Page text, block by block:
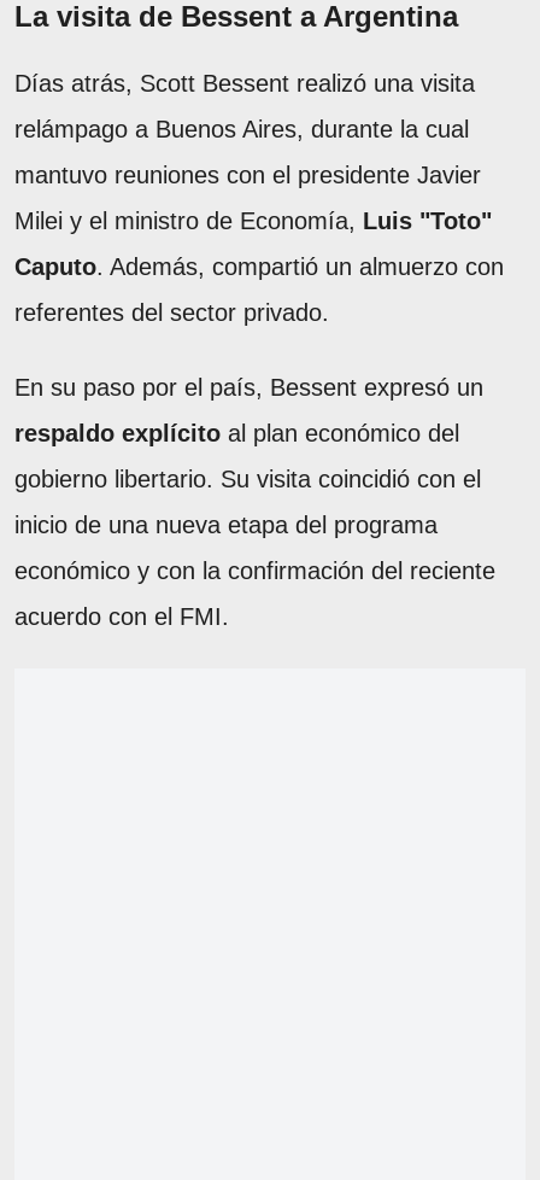
La visita de Bessent a Argentina
Días atrás, Scott Bessent realizó una visita
relámpago a Buenos Aires, durante la cual
mantuvo reuniones con el presidente Javier
Milei y el ministro de Economía, Luis "Toto"
Caputo. Además, compartió un almuerzo con
referentes del sector privado.
En su paso por el país, Bessent expresó un
respaldo explícito al plan económico del
gobierno libertario. Su visita coincidió con el
inicio de una nueva etapa del programa
económico y con la confirmación del reciente
acuerdo con el FMI.